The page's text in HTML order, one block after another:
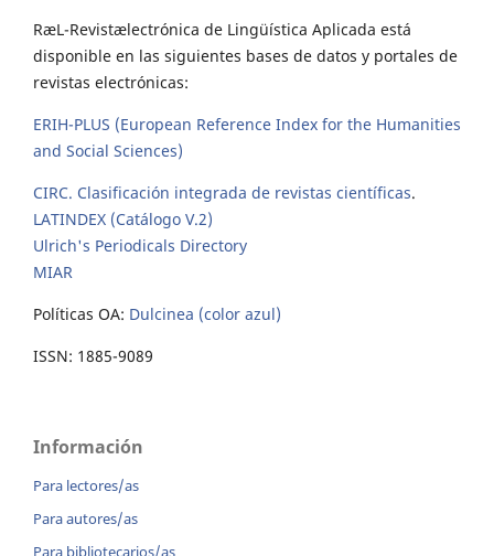
RæL-Revistælectrónica de Lingüística Aplicada está
disponible en las siguientes bases de datos y portales de
revistas electrónicas:
ERIH-PLUS (European Reference Index for the Humanities
and Social Sciences)
CIRC. Clasificación integrada de revistas científicas.
LATINDEX (Catálogo V.2)
Ulrich's Periodicals Directory
MIAR
Políticas OA: Dulcinea (color azul)
ISSN: 1885-9089
Información
Para lectores/as
Para autores/as
Para bibliotecarios/as